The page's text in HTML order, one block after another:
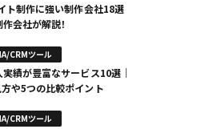
ト制作に強い制作会社18選
作会社が解説！
CRMツール
実績が豊富なサービス10選｜
や5つの比較ポイント
CRMツール